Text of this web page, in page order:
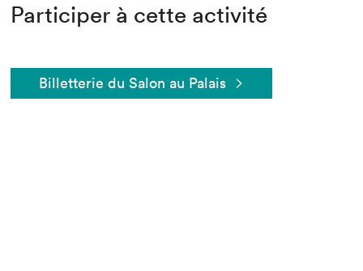
Participer à cette activité
Billetterie du Salon au Palais